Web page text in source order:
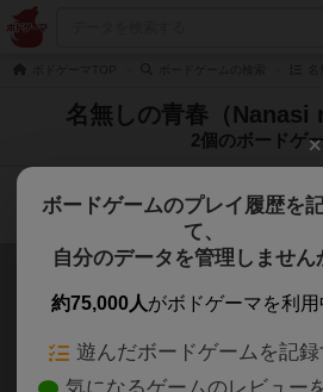
名無しの青春（Nanasi
2個のボードゲ
検索メニュ
ポーションパニ
Potion Panic
ボードゲームのプレイ履歴を
て、
自分のデータを管理しません
約75,000人がボドゲーマを利用
遊んだボードゲームを記録